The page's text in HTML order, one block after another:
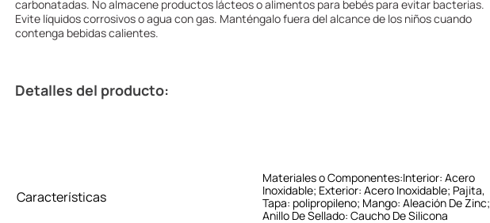
carbonatadas. No almacene productos lácteos o alimentos para bebés para evitar bacterias.
Evite líquidos corrosivos o agua con gas. Manténgalo fuera del alcance de los niños cuando
contenga bebidas calientes.
Detalles del producto:
Características
Materiales o Componentes:Interior: Acero
Inoxidable; Exterior: Acero Inoxidable; Pajita,
Tapa: polipropileno; Mango: Aleación De Zinc;
Anillo De Sellado: Caucho De Silicona